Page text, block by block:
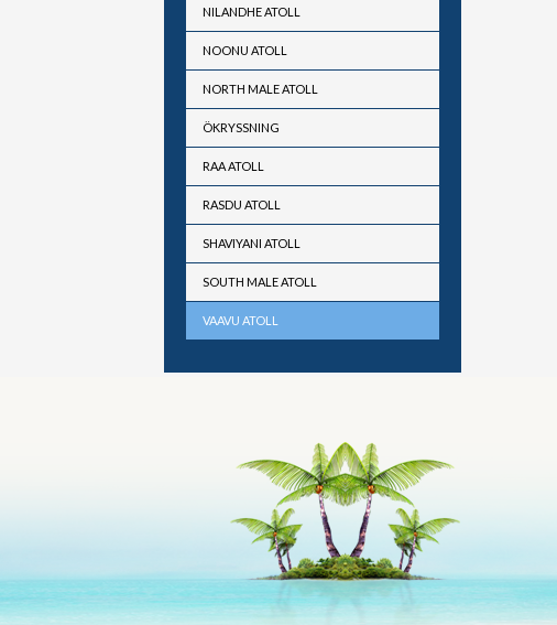
NILANDHE ATOLL
NOONU ATOLL
NORTH MALE ATOLL
ÖKRYSSNING
RAA ATOLL
RASDU ATOLL
SHAVIYANI ATOLL
SOUTH MALE ATOLL
VAAVU ATOLL